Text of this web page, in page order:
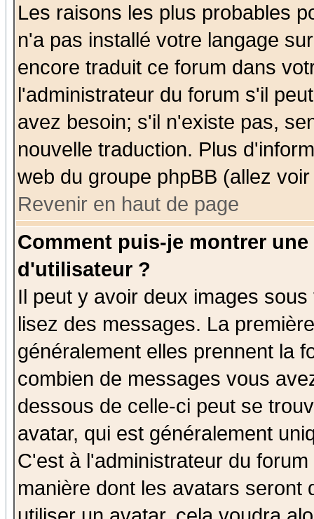
Les raisons les plus probables
n'a pas installé votre langage
encore traduit ce forum dans
l'administrateur du forum s'il
avez besoin; s'il n'existe pas,
nouvelle traduction. Plus
web du groupe phpBB (allez
Revenir en haut de page
Comment puis-je montrer
d'utilisateur ?
Il peut y avoir deux images
lisez des messages. La
généralement elles prennent la
combien de messages vous
dessous de celle-ci peut se
avatar, qui est généralement
C'est à l'administrateur du
manière dont les avatars seront